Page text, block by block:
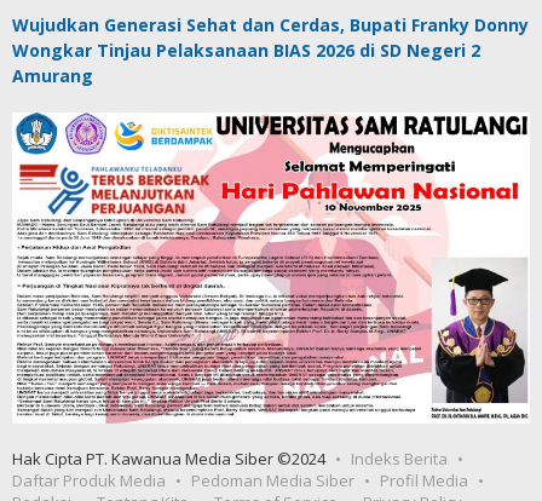
Wujudkan Generasi Sehat dan Cerdas, Bupati Franky Donny
Wongkar Tinjau Pelaksanaan BIAS 2026 di SD Negeri 2
Amurang
Hak Cipta PT. Kawanua Media Siber ©2024
Indeks Berita
Daftar Produk Media
Pedoman Media Siber
Profil Media